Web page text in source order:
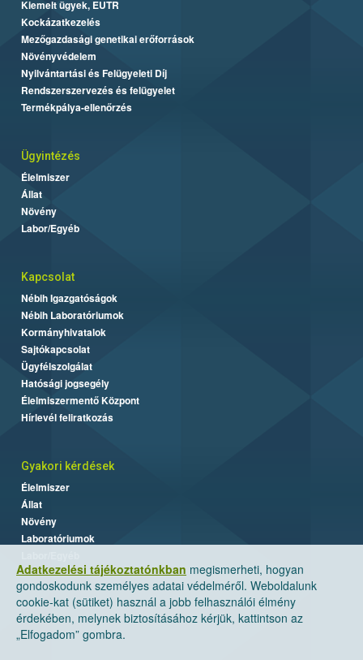
Adatkezelési tájékoztatónkban megismerheti, hogyan
gondoskodunk személyes adatai védelméről. Weboldalunk
cookie-kat (sütiket) használ a jobb felhasználói élmény
érdekében, melynek biztosításához kérjük, kattintson az
„Elfogadom” gombra.
Kiemelt ügyek, EUTR
Kockázatkezelés
Mezőgazdasági genetikai erőforrások
Növényvédelem
Nyilvántartási és Felügyeleti Díj
Rendszerszervezés és felügyelet
Termékpálya-ellenőrzés
Ügyintézés
Élelmiszer
Állat
Növény
Labor/Egyéb
Kapcsolat
Nébih Igazgatóságok
Nébih Laboratóriumok
Kormányhivatalok
Sajtókapcsolat
Ügyfélszolgálat
Hatósági jogsegély
Élelmiszermentő Központ
Hírlevél feliratkozás
Gyakori kérdések
Élelmiszer
Állat
Növény
Laboratóriumok